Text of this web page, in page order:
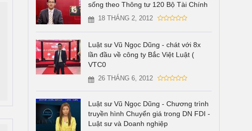
sống theo Thông tư 120 Bộ Tài Chính
18 THÁNG 2, 2012
Luật sư Vũ Ngọc Dũng - chát với 8x
lần đầu về công ty Bắc Việt Luật (
VTC0
26 THÁNG 6, 2012
Luật sư Vũ Ngọc Dũng - Chương trình
truyền hình Chuyển giá trong DN FDI -
Luật sư và Doanh nghiệp